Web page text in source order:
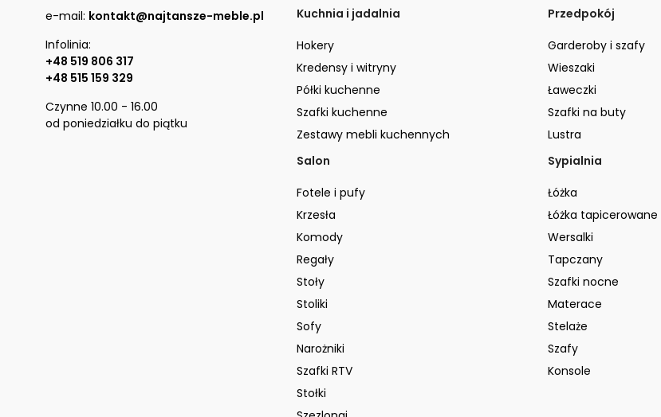
e-mail: kontakt@najtansze-meble.pl
Infolinia:
+48 519 806 317
+48 515 159 329
Czynne 10.00 - 16.00
od poniedziałku do piątku
Kuchnia i jadalnia
Hokery
Kredensy i witryny
Półki kuchenne
Szafki kuchenne
Zestawy mebli kuchennych
Przedpokój
Garderoby i szafy
Wieszaki
Ławeczki
Szafki na buty
Lustra
Salon
Fotele i pufy
Krzesła
Komody
Regały
Stoły
Stoliki
Sofy
Narożniki
Szafki RTV
Stołki
Sypialnia
Łóżka
Łóżka tapicerowane
Wersalki
Tapczany
Szafki nocne
Materace
Stelaże
Szafy
Konsole